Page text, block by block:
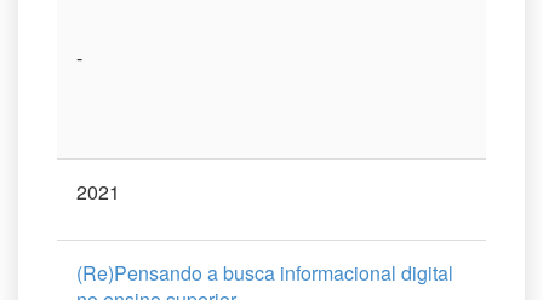
-
2021
(Re)Pensando a busca informacional digital